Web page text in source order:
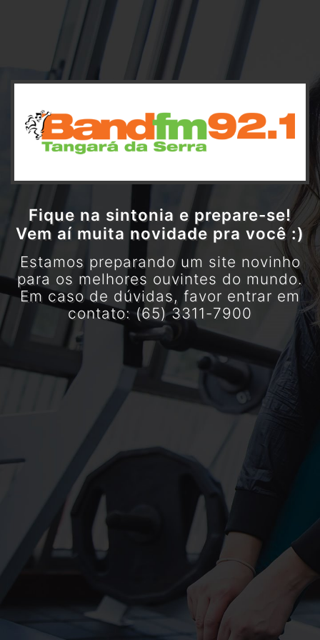
Fique na sintonia e prepare-se!
Vem aí muita novidade pra você :)
Estamos preparando um site novinho
para os melhores ouvintes do mundo.
Em caso de dúvidas, favor entrar em
contato: (65) 3311-7900